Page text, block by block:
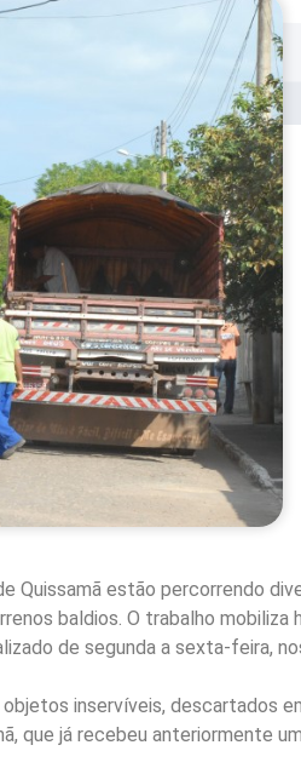
Quissamã estão percorrendo
baldios. O trabalho mobiliza
de segunda a sexta-feira,
inservíveis, descartados
que já recebeu anteriormente